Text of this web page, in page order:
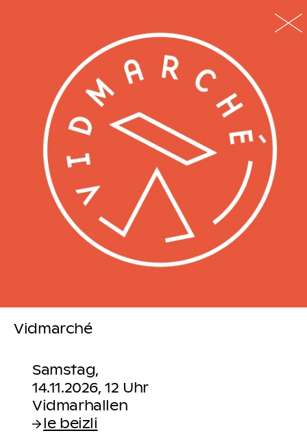
Vidmarché
Samstag,
14.11.2026, 12 Uhr
le beizli